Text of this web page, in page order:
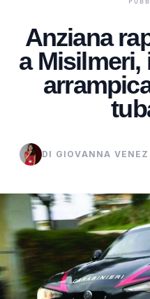
Anziana
a Misilmeri,
DI GIOVANNA